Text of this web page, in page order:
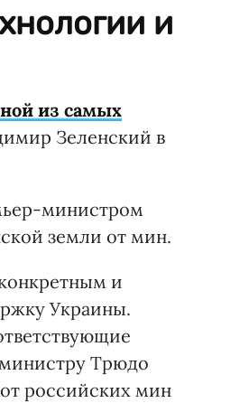
и
из самых
Зеленский в
министром
земли от мин.
и
Украины.
Трюдо
российских мин